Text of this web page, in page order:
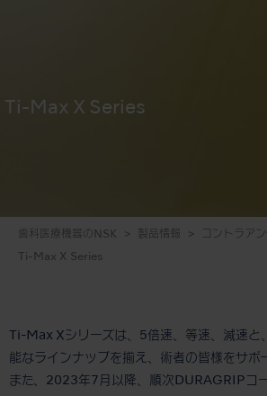
Ti-Max X Series
歯科医療機器のNSK 製品情報 コントラア
Ti-Max X Series
Ti-Max Xシリーズは、5倍速、等速、減速と
能なラインナップを揃え、術者の皆様をサポ
また、2023年7月以降、順次DURAGRIPコ